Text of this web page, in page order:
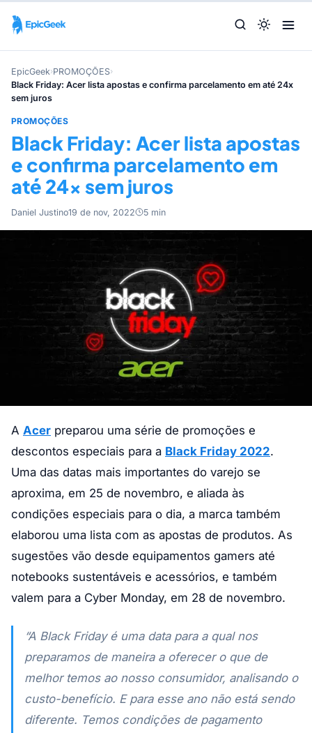
EpicGeek›PROMOÇÕES›
Black Friday: Acer lista apostas e confirma parcelamento em até 24x
sem juros
PROMOÇÕES
Black Friday: Acer lista apostas
e confirma parcelamento em
até 24x sem juros
Daniel Justino19 de nov, 2022 5 min
A Acer preparou uma série de promoções e
descontos especiais para a Black Friday 2022.
Uma das datas mais importantes do varejo se
aproxima, em 25 de novembro, e aliada às
condições especiais para o dia, a marca também
elaborou uma lista com as apostas de produtos. As
sugestões vão desde equipamentos gamers até
notebooks sustentáveis e acessórios, e também
valem para a Cyber Monday, em 28 de novembro.
“A Black Friday é uma data para a qual nos
preparamos de maneira a oferecer o que de
melhor temos ao nosso consumidor, analisando o
custo-benefício. E para esse ano não está sendo
diferente. Temos condições de pagamento